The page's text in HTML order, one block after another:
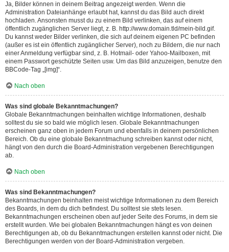
Ja, Bilder können in deinem Beitrag angezeigt werden. Wenn die
Administration Dateianhänge erlaubt hat, kannst du das Bild auch direkt
hochladen. Ansonsten musst du zu einem Bild verlinken, das auf einem
öffentlich zugänglichen Server liegt, z. B. http://www.domain.tld/mein-bild.gif.
Du kannst weder Bilder verlinken, die sich auf deinem eigenen PC befinden
(außer es ist ein öffentlich zugänglicher Server), noch zu Bildern, die nur nach
einer Anmeldung verfügbar sind, z. B. Hotmail- oder Yahoo-Mailboxen, mit
einem Passwort geschützte Seiten usw. Um das Bild anzuzeigen, benutze den
BBCode-Tag „[img]“.
Nach oben
Was sind globale Bekanntmachungen?
Globale Bekanntmachungen beinhalten wichtige Informationen, deshalb
solltest du sie so bald wie möglich lesen. Globale Bekanntmachungen
erscheinen ganz oben in jedem Forum und ebenfalls in deinem persönlichen
Bereich. Ob du eine globale Bekanntmachung schreiben kannst oder nicht,
hängt von den durch die Board-Administration vergebenen Berechtigungen
ab.
Nach oben
Was sind Bekanntmachungen?
Bekanntmachungen beinhalten meist wichtige Informationen zu dem Bereich
des Boards, in dem du dich befindest. Du solltest sie stets lesen.
Bekanntmachungen erscheinen oben auf jeder Seite des Forums, in dem sie
erstellt wurden. Wie bei globalen Bekanntmachungen hängt es von deinen
Berechtigungen ab, ob du Bekanntmachungen erstellen kannst oder nicht. Die
Berechtigungen werden von der Board-Administration vergeben.